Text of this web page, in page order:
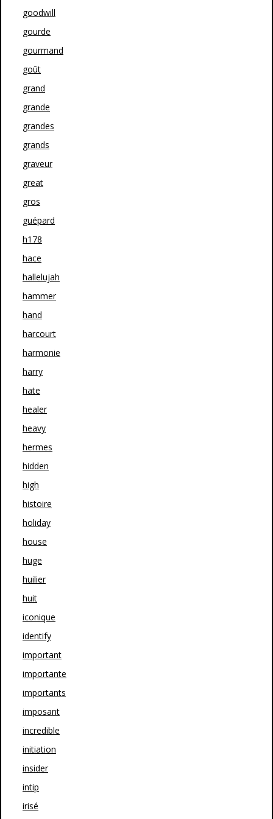
goodwill
gourde
gourmand
goût
grand
grande
grandes
grands
graveur
great
gros
guépard
h178
hace
hallelujah
hammer
hand
harcourt
harmonie
harry
hate
healer
heavy
hermes
hidden
high
histoire
holiday
house
huge
huilier
huit
iconique
identify
important
importante
importants
imposant
incredible
initiation
insider
intip
irisé